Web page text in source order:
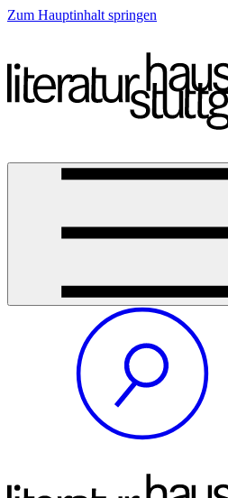
Zum Hauptinhalt springen